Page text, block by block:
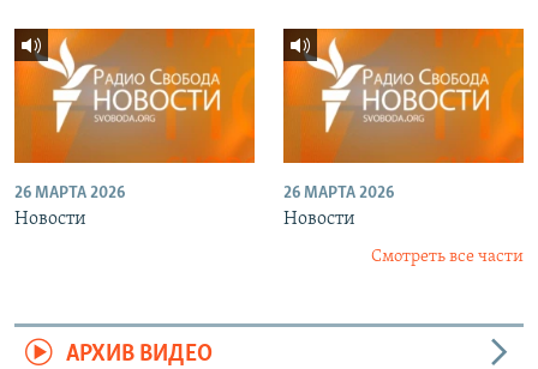
26 МАРТА 2026
Новости
26 МАРТА 2026
Новости
Смотреть все части
АРХИВ ВИДЕО